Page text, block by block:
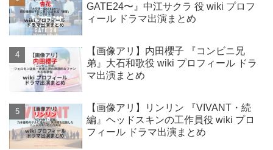
GATE24〜』中江サクラ 役 wiki プロフ
ィール ドラマ出演まとめ
【画像アリ】内田櫻子 『コンビニ兄
弟』大石和歌役 wiki プロフィール ドラ
マ出演まとめ
【画像アリ】リンリン 『VIVANT・続
編』ヘッドスキンの工作員役 wiki プロ
フィール ドラマ出演まとめ